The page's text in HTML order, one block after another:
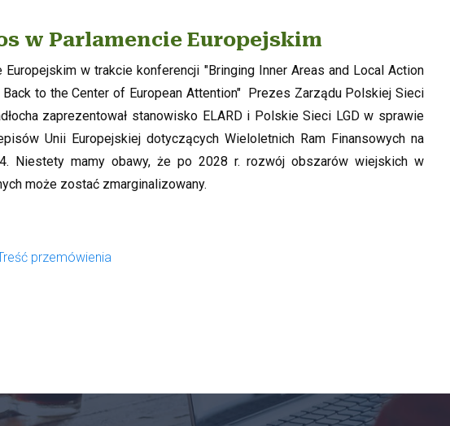
w Parlamencie Europejskim
Europejskim w trakcie konferencji "Bringing Inner Areas and Local Action
Back to the Center of European Attention" Prezes Zarządu Polskiej Sieci
zaprezentował stanowisko ELARD i Polskie Sieci LGD w sprawie
Unii Europejskiej dotyczących Wieloletnich Ram Finansowych na
Niestety mamy obawy, że po 2028 r. rozwój obszarów wiejskich w
może zostać zmarginalizowany.
przemówienia